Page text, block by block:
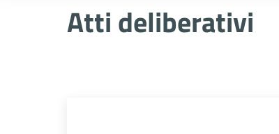
Atti deliberativi